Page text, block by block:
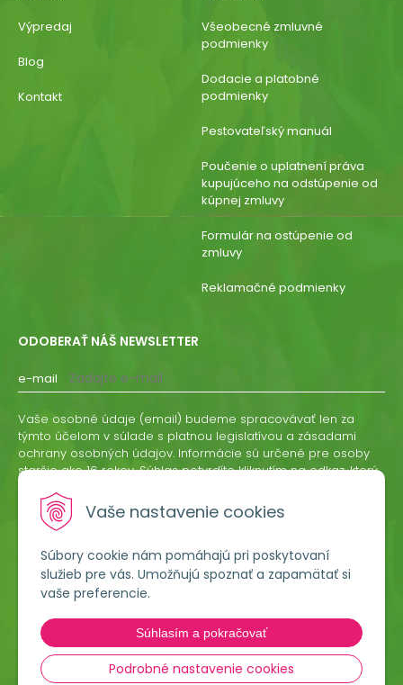
Vaše nastavenie cookies
Súbory cookie nám pomáhajú pri poskytovaní
služieb pre vás. Umožňujú spoznať a zapamätať si
vaše preferencie.
Súhlasím a pokračovať
Podrobné nastavenie cookies
Lumigreen, s.r.o.
Hradská 535
966 54 Tekovské Nemce
Výpredaj
Blog
Kontakt
Všeobecné zmluvné
podmienky
Dodacie a platobné
podmienky
Pestovateľský manuál
Poučenie o uplatnení práva
kupujúceho na odstúpenie od
kúpnej zmluvy
Formulár na ostúpenie od
zmluvy
Reklamačné podmienky
ODOBERAŤ NÁŠ NEWSLETTER
e-mail
ODOBERAŤ
Vaše osobné údaje (email) budeme spracovávať len za
týmto účelom v súlade s platnou legislatívou a zásadami
ochrany osobných údajov. Informácie sú určené pre osoby
staršie ako 16 rokov. Súhlas potvrdíte kliknutím na odkaz, ktorý
odvolať písomne, emailom alebo kliknutím na odkaz z
ktoréhokoľvek informačného emailu.